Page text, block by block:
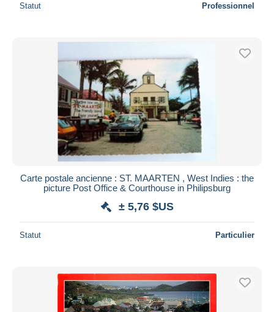
Statut Professionnel
Carte postale ancienne : ST. MAARTEN , West Indies : the
picture Post Office & Courthouse in Philipsburg
± 5,76 $US
Statut Particulier